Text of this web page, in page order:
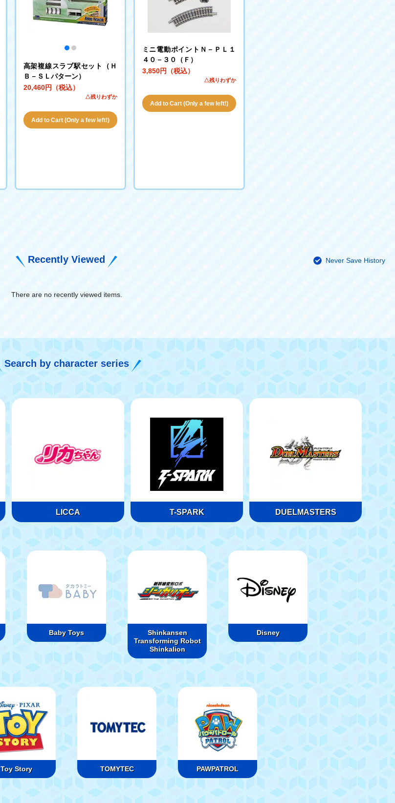
高架複線スラブ駅セット（Ｈ
Ｂ－ＳＬパターン）
20,460円（税込）
△残りわずか
Add to Cart (Only a few left!)
ミニ電動ポイントＮ－ＰＬ１
４０－３０（Ｆ）
3,850円（税込）
△残りわずか
Add to Cart (Only a few left!)
Recently Viewed Never Save History
There are no recently viewed items.
Search by character series
LICCA T-SPARK DUELMASTERS
Baby Toys
Shinkansen
Transforming Robot
Shinkalion
Disney
Toy Story TOMYTEC PAWPATROL